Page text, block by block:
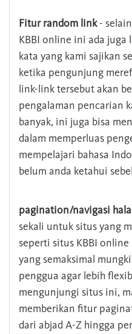
Fitur random link-
KBBI online ini ada
kata yang kami sajikan
ketika pengunjung
link-link tersebut akan
pengalaman pencarian
banyak, ini juga bisa
dalam memperluas
mempelajari bahasa
belum anda ketahui
pagination/navigasi
sekali untuk situs yang
seperti situs KBBI
yang semaksimal
penggua agar lebih
mengunjungi situs ini,
memberikan fitur
dari abjad A-Z hingga